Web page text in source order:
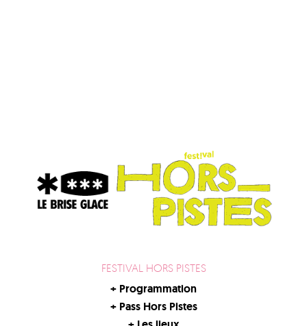
FESTIVAL HORS PISTES
+ Programmation
+ Pass Hors Pistes